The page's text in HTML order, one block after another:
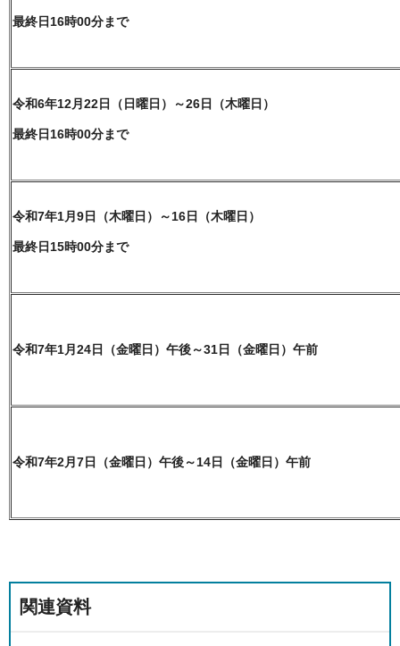
最終日16時00分まで
令和6年12月22日（日曜日）～26日（木曜日）
最終日16時00分まで
令和7年1月9日（木曜日）～16日（木曜日）
最終日15時00分まで
令和7年1月24日（金曜日）午後～31日（金曜日）午前
令和7年2月7日（金曜日）午後～14日（金曜日）午前
関連資料